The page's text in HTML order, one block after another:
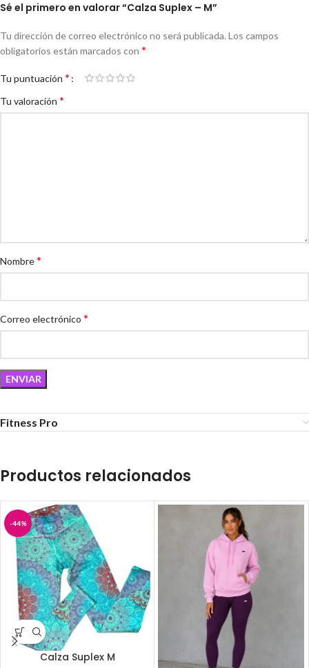
Sé el primero en valorar “Calza Suplex – M”
Tu dirección de correo electrónico no será publicada. Los campos
obligatorios están marcados con *
Tu puntuación *
Tu valoración *
Nombre*
Correo electrónico *
Fitness Pro
Productos relacionados
-44%
Calza Suplex M